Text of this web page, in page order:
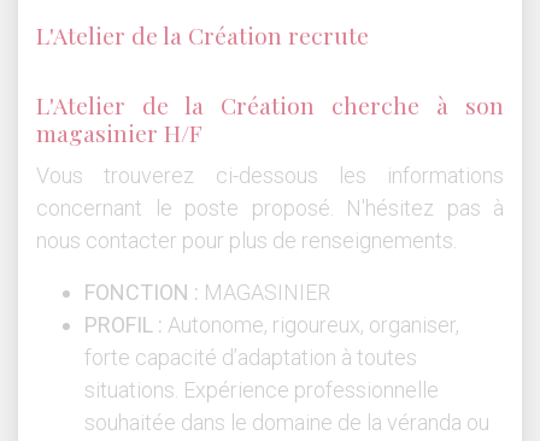
L'Atelier de la Création recrute
L'Atelier de la Création cherche à son
magasinier H/F
Vous trouverez ci-dessous les informations
concernant le poste proposé. N'hésitez pas à
nous contacter pour plus de renseignements.
FONCTION : MAGASINIER
PROFIL : Autonome, rigoureux, organiser,
forte capacité d’adaptation à toutes
situations. Expérience professionnelle
souhaitée dans le domaine de la véranda ou